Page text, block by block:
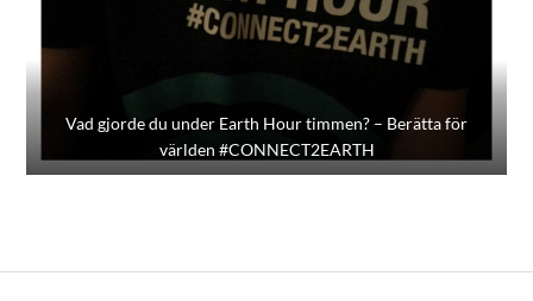
Vad gjorde du under Earth Hour timmen? – Berätta för
världen #CONNECT2EARTH